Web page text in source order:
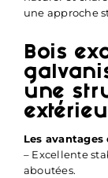
une approche
Bois
une
Les
– Excellente
aboutées.